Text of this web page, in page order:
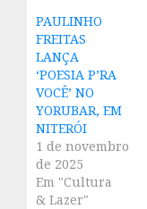
PAULINHO
FREITAS
LANÇA
‘POESIA P’RA
VOCÊ’ NO
YORUBAR, EM
NITERÓI
1 de novembro
de 2025
Em "Cultura
& Lazer"